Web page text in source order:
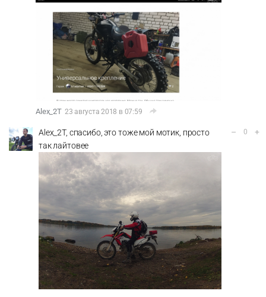
Alex_2T 23 августа 2018 в 07:59
Alex_2T, спасибо, это тоже мой мотик, просто
так лайтовее
– 0 +